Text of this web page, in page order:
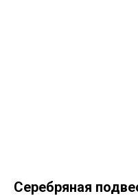
Серебряная